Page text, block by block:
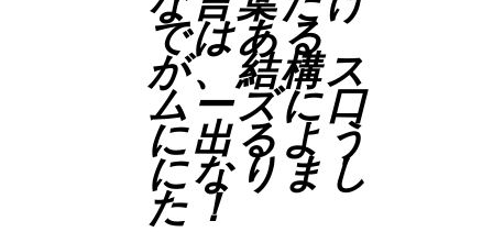
ではある
が、結構ス
ムーズに口
に出るよう
になりまし
た！